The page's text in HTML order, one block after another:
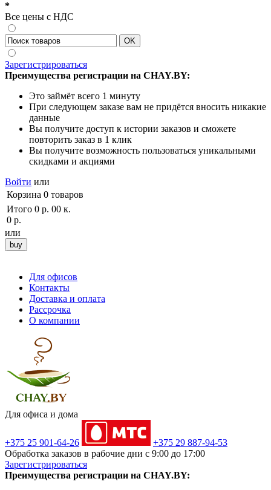
*
Все цены с НДС
Зарегистрироваться
Преимущества регистрации на CHAY.BY:
Это займёт всего 1 минуту
При следующем заказе вам не придётся вносить никакие
данные
Вы получите доступ к истории заказов и сможете
повторить заказ в 1 клик
Вы получите возможность пользоваться уникальными
скидками и акциями
Войти или
Корзина 0 товаров
Итого 0 р. 00 к.
0 р.
или
Для офисов
Контакты
Доставка и оплата
Рассрочка
О компании
Для офиса и дома
+375 25 901-64-26
+375 29 887-94-53
Обработка заказов в рабочие дни с 9:00 до 17:00
Зарегистрироваться
Преимущества регистрации на CHAY.BY: